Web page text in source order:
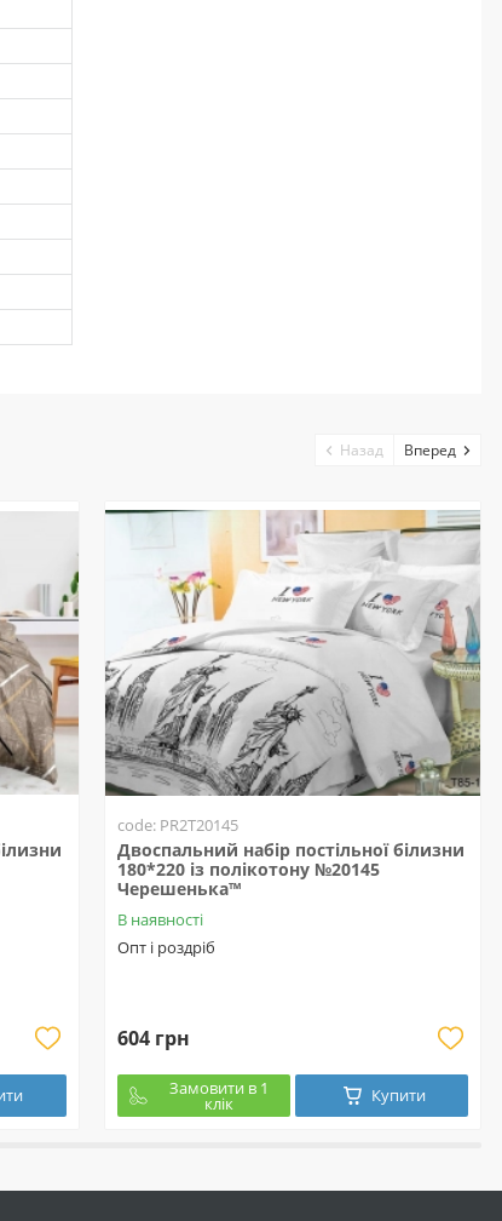
code: PR2T20145
Двоспальний набір постільної білизни
180*220 із полікотону №20145
Черешенька™
В наявності
Опт і роздріб
604 грн
Замовити в 1
клік Купити
Назад Вперед